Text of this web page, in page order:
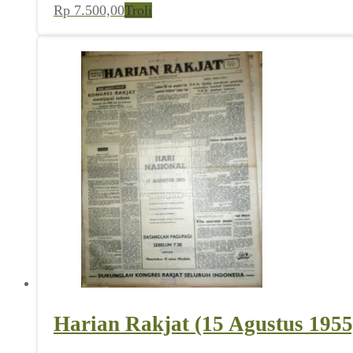
Rp 7.500,00Troli
Harian Rakjat (15 Agustus